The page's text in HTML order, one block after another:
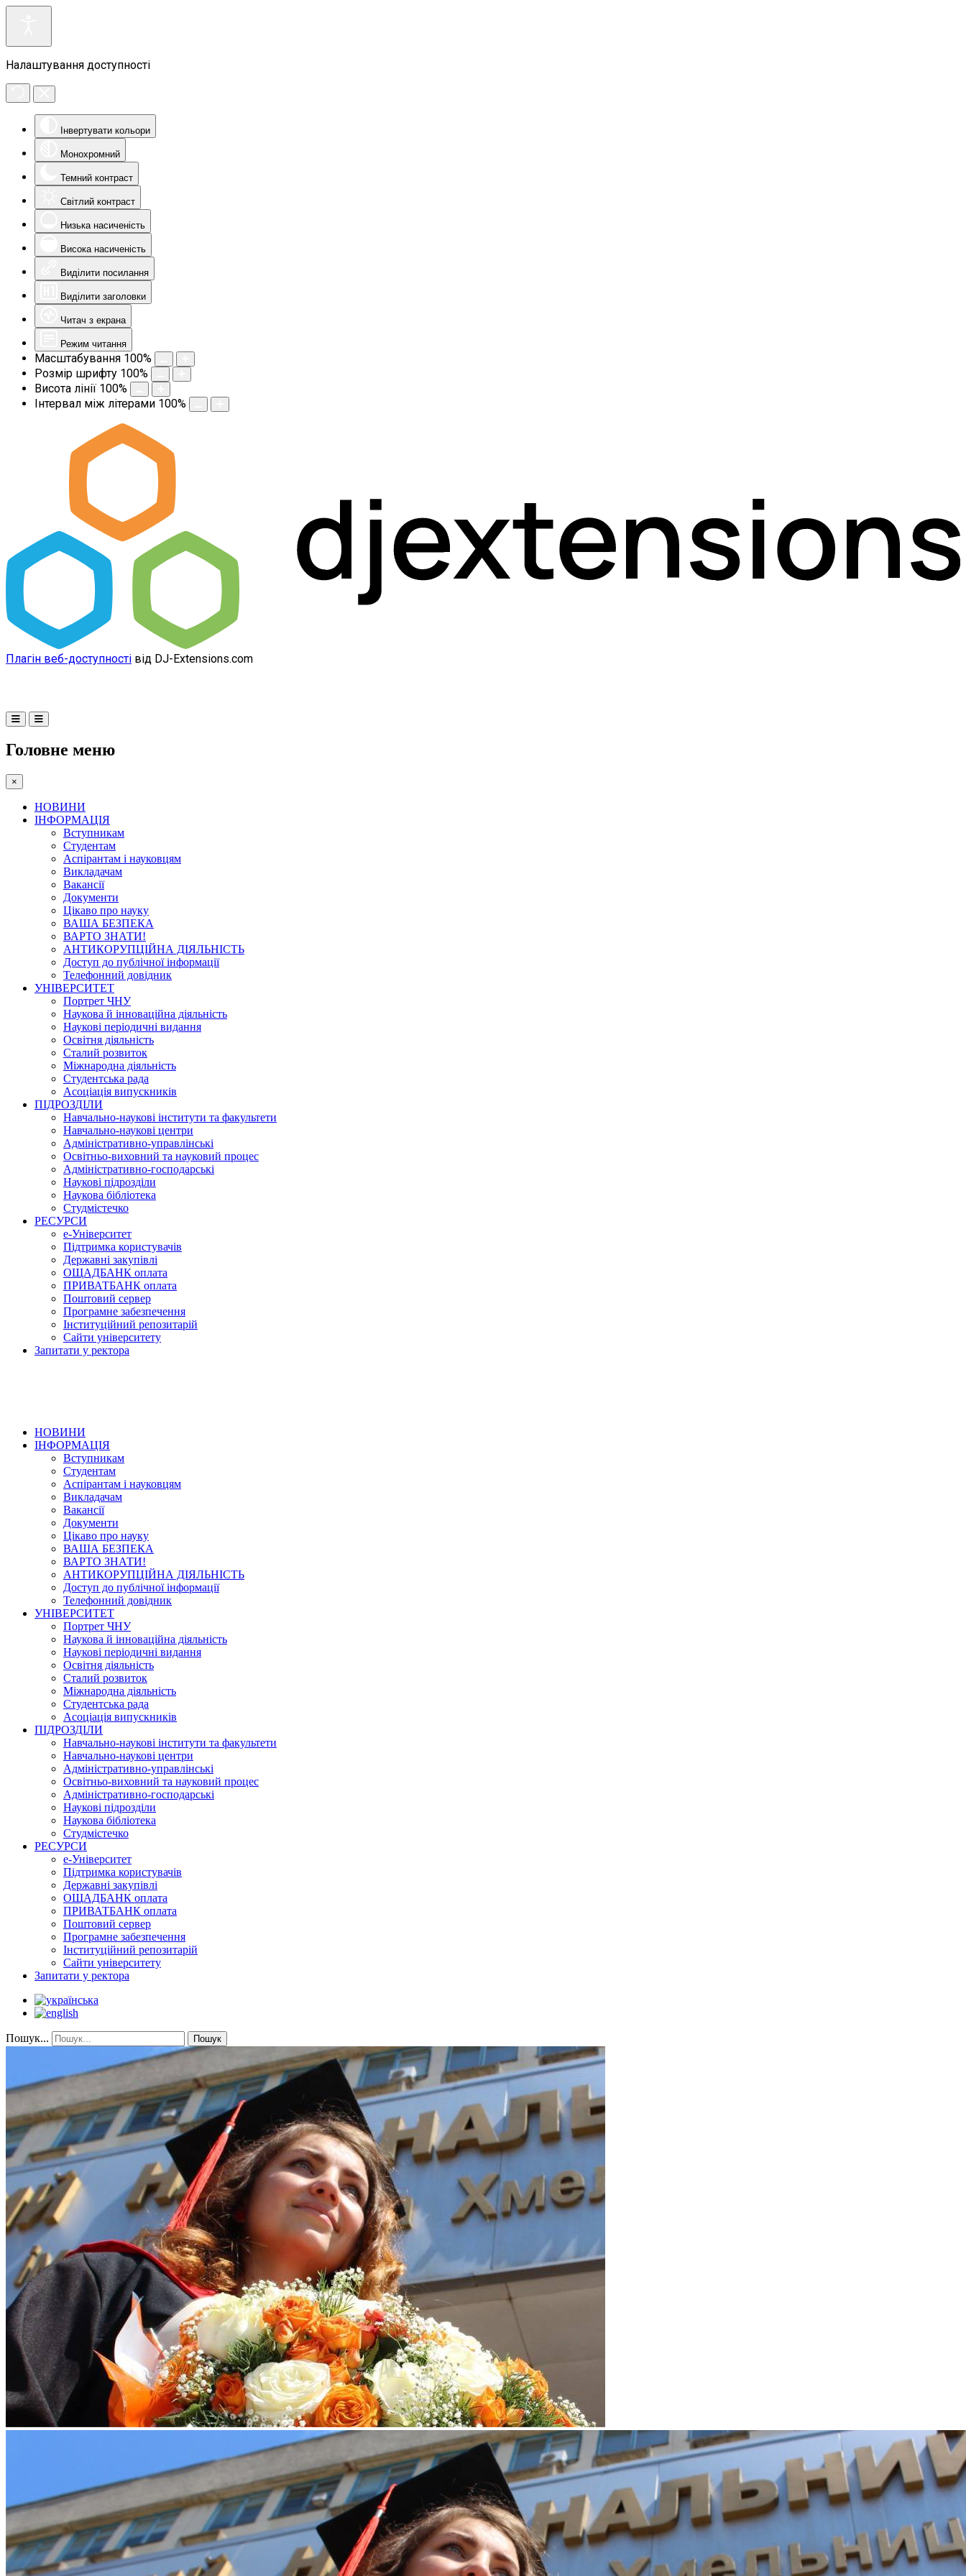
Налаштування доступності
Інвертувати кольори
Монохромний
Темний контраст
Світлий контраст
Низька насиченість
Висока насиченість
Виділити посилання
Виділити заголовки
Читач з екрана
Режим читання
Масштабування 100%
Розмір шрифту 100%
Висота лінії 100%
Інтервал між літерами 100%
Плагін веб-доступності від DJ-Extensions.com
Головне меню
×
НОВИНИ
ІНФОРМАЦІЯ
Вступникам
Студентам
Аспірантам і науковцям
Викладачам
Вакансії
Документи
Цікаво про науку
ВАША БЕЗПЕКА
ВАРТО ЗНАТИ!
АНТИКОРУПЦІЙНА ДІЯЛЬНІСТЬ
Доступ до публічної інформації
Телефонний довідник
УНІВЕРСИТЕТ
Портрет ЧНУ
Наукова й інноваційна діяльність
Наукові періодичні видання
Освітня діяльність
Сталий розвиток
Міжнародна діяльність
Студентська рада
Асоціація випускників
ПІДРОЗДІЛИ
Навчально-наукові інститути та факультети
Навчально-наукові центри
Адміністративно-управлінські
Освітньо-виховний та науковий процес
Адміністративно-господарські
Наукові підрозділи
Наукова бібліотека
Студмістечко
РЕСУРСИ
е-Університет
Підтримка користувачів
Державні закупівлі
ОЩАДБАНК оплата
ПРИВАТБАНК оплата
Поштовий сервер
Програмне забезпечення
Інституційний репозитарій
Сайти університету
Запитати у ректора
НОВИНИ
ІНФОРМАЦІЯ
Вступникам
Студентам
Аспірантам і науковцям
Викладачам
Вакансії
Документи
Цікаво про науку
ВАША БЕЗПЕКА
ВАРТО ЗНАТИ!
АНТИКОРУПЦІЙНА ДІЯЛЬНІСТЬ
Доступ до публічної інформації
Телефонний довідник
УНІВЕРСИТЕТ
Портрет ЧНУ
Наукова й інноваційна діяльність
Наукові періодичні видання
Освітня діяльність
Сталий розвиток
Міжнародна діяльність
Студентська рада
Асоціація випускників
ПІДРОЗДІЛИ
Навчально-наукові інститути та факультети
Навчально-наукові центри
Адміністративно-управлінські
Освітньо-виховний та науковий процес
Адміністративно-господарські
Наукові підрозділи
Наукова бібліотека
Студмістечко
РЕСУРСИ
е-Університет
Підтримка користувачів
Державні закупівлі
ОЩАДБАНК оплата
ПРИВАТБАНК оплата
Поштовий сервер
Програмне забезпечення
Інституційний репозитарій
Сайти університету
Запитати у ректора
Пошук... Пошук